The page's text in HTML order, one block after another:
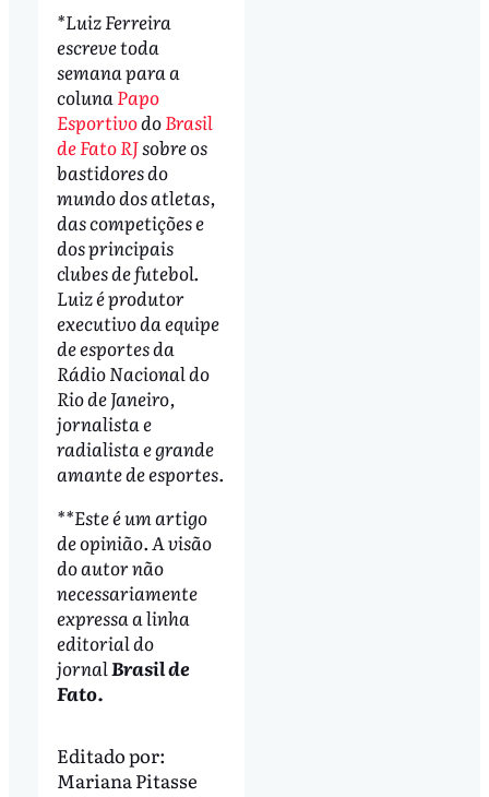
*Luiz Ferreira
escreve toda
semana para a
colunaPapo
EsportivodoBrasil
de Fato RJsobre os
bastidores do
mundo dos atletas,
das competições e
dos principais
clubes de futebol.
Luiz é produtor
executivo da equipe
de esportes da
Rádio Nacional do
Rio de Janeiro,
jornalista e
radialista e grande
amante de esportes.
**Este é um artigo
de opinião. A visão
do autor não
necessariamente
expressa a linha
editorial do
jornalBrasil de
Fato.
Editado por:
Mariana Pitasse